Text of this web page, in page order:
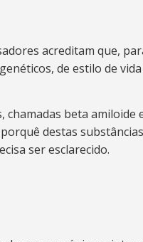
acreditam que,
de estilo de vida
beta amiloide
destas
ser esclarecido.